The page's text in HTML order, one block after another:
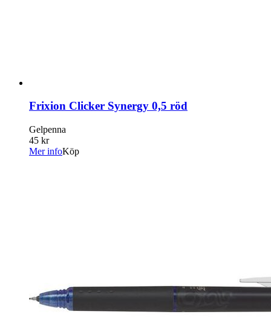
Frixion Clicker Synergy 0,5 röd
Gelpenna
45 kr
Mer infoKöp